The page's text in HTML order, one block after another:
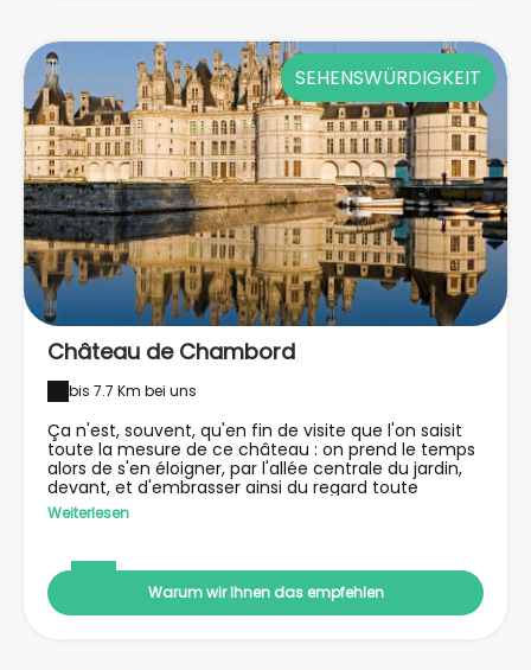
SEHENSWÜRDIGKEIT
Château de Chambord
bis 7.7 Km bei uns
Ça n'est, souvent, qu'en fin de visite que l'on saisit
toute la mesure de ce château : on prend le temps
alors de s'en éloigner, par l'allée centrale du jardin,
devant, et d'embrasser ainsi du regard toute
l'originale et passionnante bâtisse. Car à l'arrivée,
l'entrée se fait par le côté, empêchant ainsi à toute
distingue alors l'aspect étrangement ramassé :
enfermé qu'il est dans une enceinte lisse et
blanche, pas tout-à-fait bien proportionné pour un
édifice réputé si élégant, et avec des murs comme
Weiterlesen
Warum wir Ihnen das empfehlen